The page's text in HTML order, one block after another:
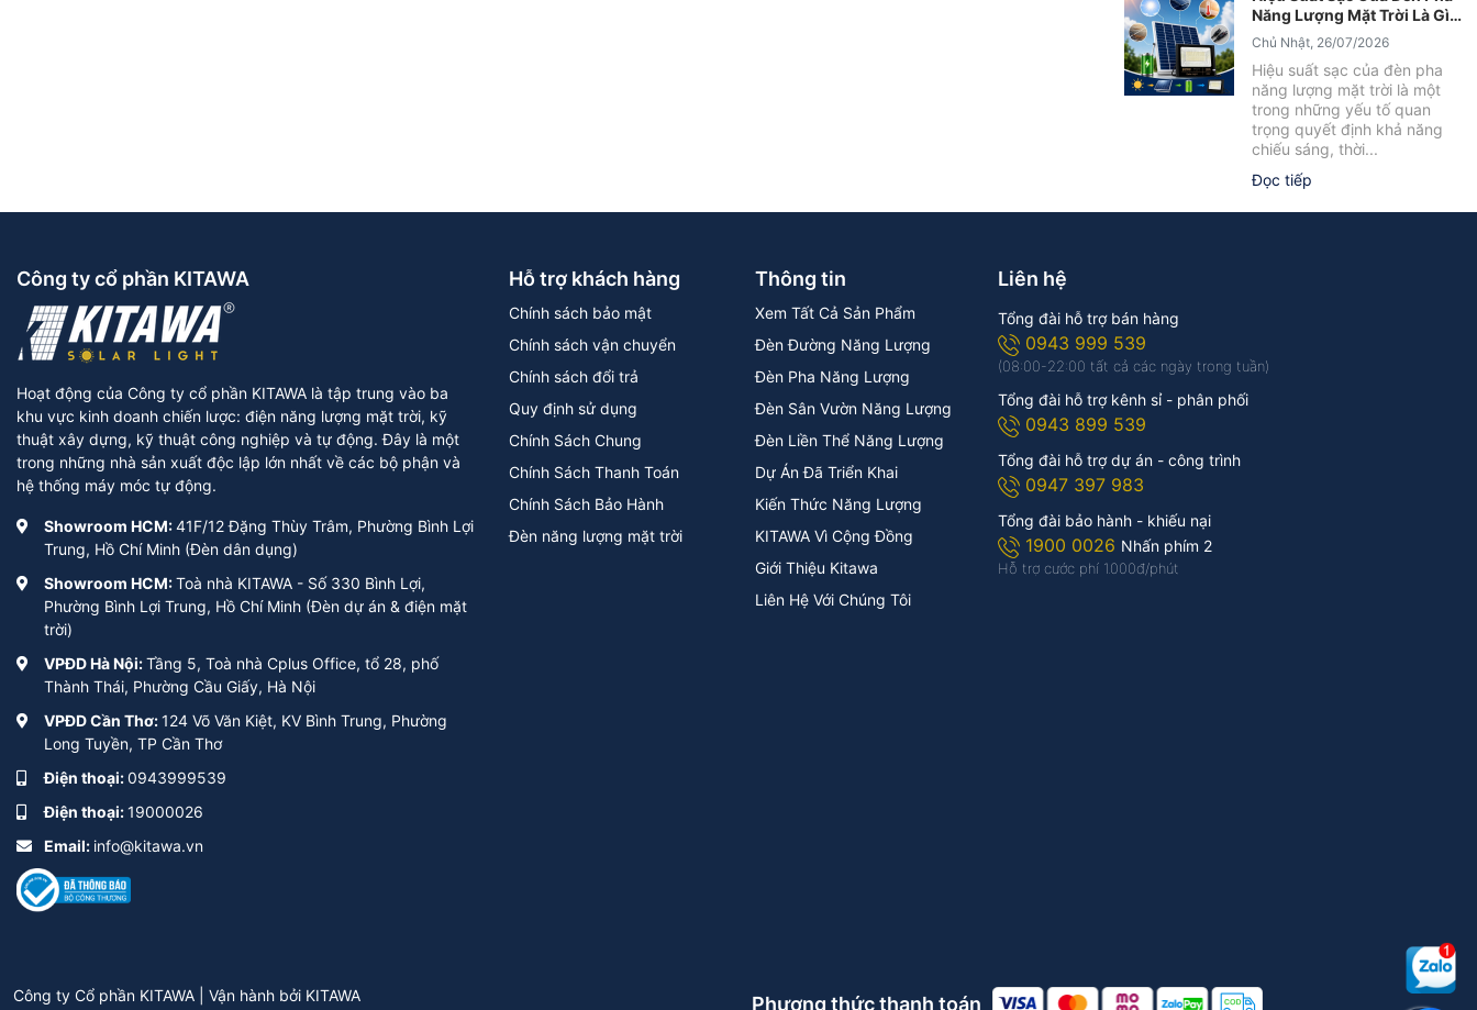
Năng Lượng Mặt Trời Là Gì?
Yếu Tố Ảnh Hưởng Cần Biết
Chủ Nhật, 26/07/2026
Hiệu suất sạc của đèn pha
năng lượng mặt trời là một
trong những yếu tố quan
trọng quyết định khả năng
chiếu sáng, thời...
Đọc tiếp
Công ty cổ phần KITAWA
Hoạt động của Công ty cổ phần KITAWA là tập trung vào ba
khu vực kinh doanh chiến lược: điện năng lượng mặt trời, kỹ
thuật xây dựng, kỹ thuật công nghiệp và tự động. Đây là một
trong những nhà sản xuất độc lập lớn nhất về các bộ phận và
hệ thống máy móc tự động.
Showroom HCM:41F/12 Đặng Thùy Trâm, Phường Bình Lợi
Trung, Hồ Chí Minh (Đèn dân dụng)
Showroom HCM:Toà nhà KITAWA - Số 330 Bình Lợi,
Phường Bình Lợi Trung, Hồ Chí Minh (Đèn dự án & điện mặt
trời)
VPĐD Hà Nội:Tầng 5, Toà nhà Cplus Office, tổ 28, phố
Thành Thái, Phường Cầu Giấy, Hà Nội
VPĐD Cần Thơ:124 Võ Văn Kiệt, KV Bình Trung, Phường
Long Tuyền, TP Cần Thơ
Điện thoại:0943999539
Điện thoại:19000026
Email: info@kitawa.vn
Hỗ trợ khách hàng
Chính sách bảo mật
Chính sách vận chuyển
Chính sách đổi trả
Quy định sử dụng
Chính Sách Chung
Chính Sách Thanh Toán
Chính Sách Bảo Hành
Đèn năng lượng mặt trời
Thông tin
Xem Tất Cả Sản Phẩm
Đèn Đường Năng Lượng
Đèn Pha Năng Lượng
Đèn Sân Vườn Năng Lượng
Đèn Liền Thể Năng Lượng
Dự Án Đã Triển Khai
Kiến Thức Năng Lượng
KITAWA Vì Cộng Đồng
Giới Thiệu Kitawa
Liên Hệ Với Chúng Tôi
Liên hệ
Tổng đài hỗ trợ bán hàng
0943 999 539
(08:00-22:00 tất cả các ngày trong tuần)
Tổng đài hỗ trợ kênh sỉ - phân phối
0943 899 539
Tổng đài hỗ trợ dự án - công trình
0947 397 983
Tổng đài bảo hành - khiếu nại
1900 0026 Nhấn phím 2
Hỗ trợ cước phí 1.000đ/phút
Công ty Cổ phần KITAWA | Vận hành bởi KITAWA Phương thức thanh toán